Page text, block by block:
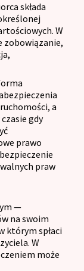
składa
W
zobowiązanie,
a
gdy
prawo
praw
—
na swoim
którym spłaci
W
może